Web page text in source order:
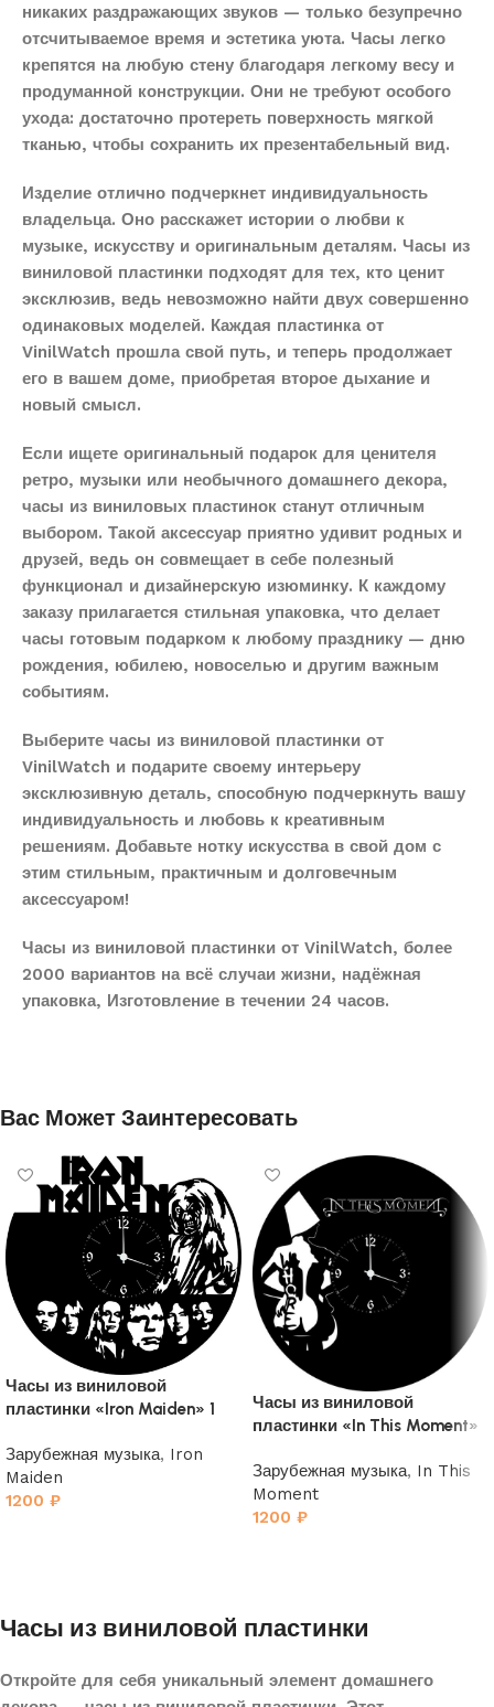
никаких раздражающих звуков — только безупречно
отсчитываемое время и эстетика уюта. Часы легко
крепятся на любую стену благодаря легкому весу и
продуманной конструкции. Они не требуют особого
ухода: достаточно протереть поверхность мягкой
тканью, чтобы сохранить их презентабельный вид.
Изделие отлично подчеркнет индивидуальность
владельца. Оно расскажет истории о любви к
музыке, искусству и оригинальным деталям. Часы из
виниловой пластинки подходят для тех, кто ценит
эксклюзив, ведь невозможно найти двух совершенно
одинаковых моделей. Каждая пластинка от
VinilWatch прошла свой путь, и теперь продолжает
его в вашем доме, приобретая второе дыхание и
новый смысл.
Если ищете оригинальный подарок для ценителя
ретро, музыки или необычного домашнего декора,
часы из виниловых пластинок станут отличным
выбором. Такой аксессуар приятно удивит родных и
друзей, ведь он совмещает в себе полезный
функционал и дизайнерскую изюминку. К каждому
заказу прилагается стильная упаковка, что делает
часы готовым подарком к любому празднику — дню
рождения, юбилею, новоселью и другим важным
событиям.
Выберите часы из виниловой пластинки от
VinilWatch и подарите своему интерьеру
эксклюзивную деталь, способную подчеркнуть вашу
индивидуальность и любовь к креативным
решениям. Добавьте нотку искусства в свой дом с
этим стильным, практичным и долговечным
аксессуаром!
Часы из виниловой пластинки от VinilWatch, более
2000 вариантов на всё случаи жизни, надёжная
упаковка, Изготовление в течении 24 часов.
Вас Может Заинтересовать
Часы из виниловой
пластинки «Iron Maiden» 1
Зарубежная музыка, Iron
Maiden
1200 ₽
Часы из виниловой
пластинки «In This Moment»
Зарубежная музыка, In This
Moment
1200 ₽
Часы из виниловой пластинки
Откройте для себя уникальный элемент домашнего